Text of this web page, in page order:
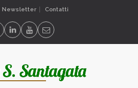
Newsletter Contatti